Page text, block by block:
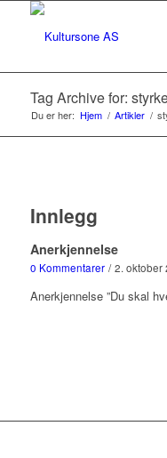
Tag Archive for:
Du er her: Hjem / Artikler /
Innlegg
Anerkjennelse
0 Kommentarer / 2. oktober
Anerkjennelse ”Du skal